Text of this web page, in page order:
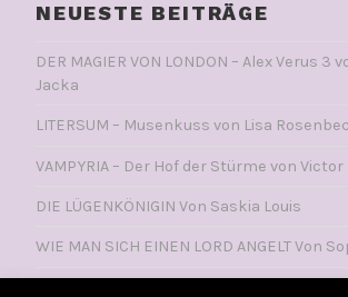
NEUESTE BEITRÄGE
DER MAGIER VON LONDON – Alex Verus 3
Jacka
LITERSUM – Musenkuss von Lisa
VAMPYRIA – Der Hof der Stürme von Victor
DIE LÜGENKÖNIGIN Von Saskia Louis
WIE MAN SICH EINEN LORD ANGELT Von